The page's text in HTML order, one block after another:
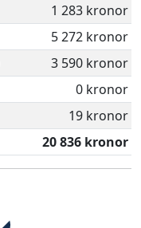
1 283 kronor
5 272 kronor
3 590 kronor
0 kronor
19 kronor
20 836 kronor